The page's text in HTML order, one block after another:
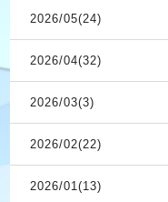
2026/05(24)
2026/04(32)
2026/03(3)
2026/02(22)
2026/01(13)